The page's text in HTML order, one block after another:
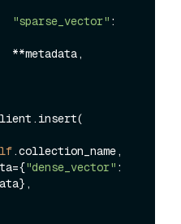
"sparse_vector" :
.collection_name,
data={
"dense_vector" :